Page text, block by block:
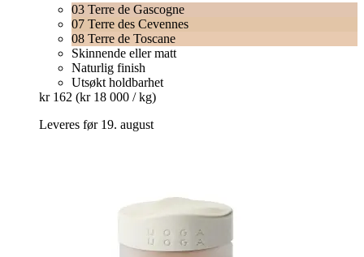
03 Terre de Gascogne
07 Terre des Cevennes
08 Terre de Toscane
Skinnende eller matt
Naturlig finish
Utsøkt holdbarhet
kr 162 (kr 18 000 / kg)
Leveres før 19. august